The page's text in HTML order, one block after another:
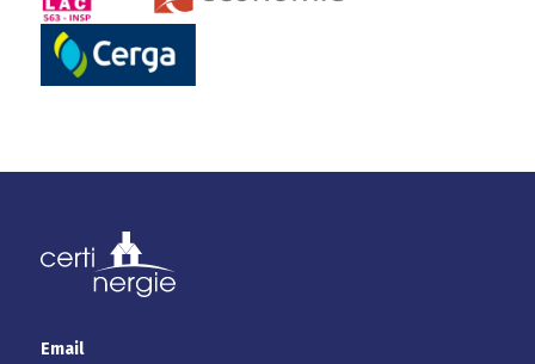
Email